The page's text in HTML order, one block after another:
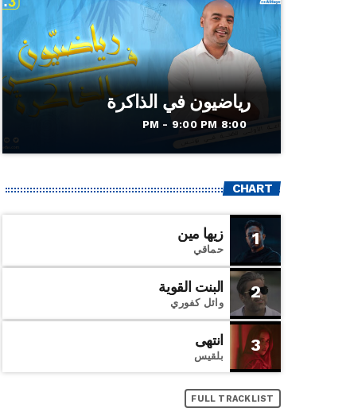
رياضيون في الذاكرة
8:00 PM - 9:00 PM
CHART
1 زيها مين
حماقي
2 البنت القوية
وائل كفوري
3 انتهى
بلقيس
FULL TRACKLIST